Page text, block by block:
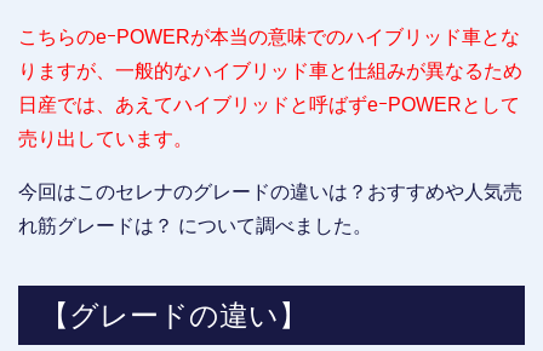
こちらのeｰPOWERが本当の意味でのハイブリッド車とな
りますが、一般的なハイブリッド車と仕組みが異なるため
日産では、あえてハイブリッドと呼ばずeｰPOWERとして
売り出しています。
今回はこのセレナのグレードの違いは？おすすめや人気売
れ筋グレードは？ について調べました。
【グレードの違い】